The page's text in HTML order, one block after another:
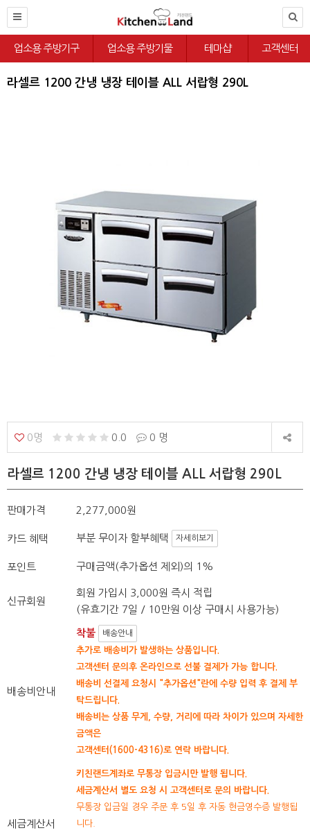
업소용 주방기구 업소용 주방기물 테마샵 고객센터
라셀르 1200 간냉 냉장 테이블 ALL 서랍형 290L
0명 0.0 0 명
라셀르 1200 간냉 냉장 테이블 ALL 서랍형 290L
판매가격 2,277,000원
카드 혜택 부분 무이자 할부혜택 자세히보기
포인트 구매금액(추가옵션 제외)의 1%
신규회원
회원 가입시 3,000원 즉시 적립
(유효기간 7일 / 10만원 이상 구매시 사용가능)
배송비안내
착불 배송안내
추가로 배송비가 발생하는 상품입니다.
고객센터 문의후 온라인으로 선불 결제가 가능 합니다.
배송비 선결제 요청시 "추가옵션"란에 수량 입력 후 결제 부
탁드립니다.
배송비는 상품 무게, 수량, 거리에 따라 차이가 있으며 자세한
금액은
고객센터(1600-4316)로 연락 바랍니다.
세금계산서
키친랜드계좌로 무통장 입금시만 발행 됩니다.
세금계산서 별도 요청 시 고객센터로 문의 바랍니다.
무통장 입금일 경우 주문 후 5일 후 자동 현금영수증 발행됩
니다.